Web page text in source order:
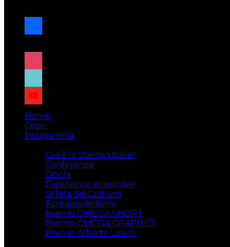
facebook
x
instagram
tiktok
youtube
Home
Ospiti
Programma
Cos’è la Starcon Italia?
Conferenze
Giochi
Esperienze interattive
Sfilata dei Costumi
Fantamodellismo
Premio OMEGA SHORT
Premio OMEGA GRAPHICS
Premio Alberto Lisiero